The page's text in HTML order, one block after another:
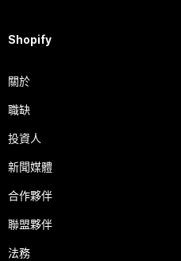
Shopify
關於
職缺
投資人
新聞媒體
合作夥伴
聯盟夥伴
法務